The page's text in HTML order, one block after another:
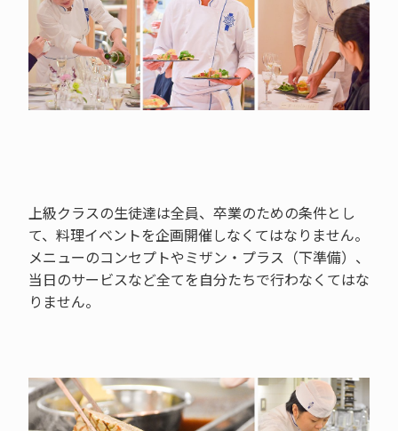
上級クラスの生徒達は全員、卒業のための条件とし
て、料理イベントを企画開催しなくてはなりません。
メニューのコンセプトやミザン・プラス（下準備）、
当日のサービスなど全てを自分たちで行わなくてはな
りません。